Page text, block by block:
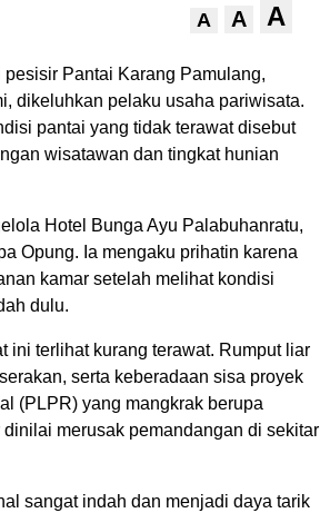
A A A
pesisir Pantai Karang Pamulang,
dikeluhkan pelaku usaha pariwisata.
pantai yang tidak terawat disebut
wisatawan dan tingkat hunian
Hotel Bunga Ayu Palabuhanratu,
Opung. Ia mengaku prihatin karena
kamar setelah melihat kondisi
dulu.
ini terlihat kurang terawat. Rumput liar
serta keberadaan sisa proyek
(PLPR) yang mangkrak berupa
merusak pemandangan di sekitar
sangat indah dan menjadi daya tarik